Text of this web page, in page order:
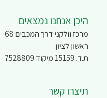
היכן אנחנו נמצאים
מרכז וולקני דרך המכבים 68
ראשון לציון
ת.ד. 15159 מיקוד 7528809
תיצרו קשר